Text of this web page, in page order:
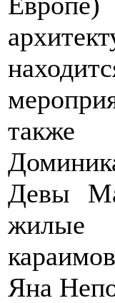
также
Девы
жилые
Яна